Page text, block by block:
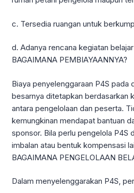
c. Tersedia ruangan untuk
d. Adanya rencana kegiatan
BAGAIMANA PEMBIAYAANNYA?
Biaya penyelenggaraan P4S pada
besarnya ditetapkan berdasarkan
antara pengelolaan dan peserta.
kemungkinan mendapat bantuan
sponsor. Bila perlu pengelola P4S
imbalan atau bentuk kompensasi
BAGAIMANA PENGELOLAAN
Dalam menyelenggarakan P4S,